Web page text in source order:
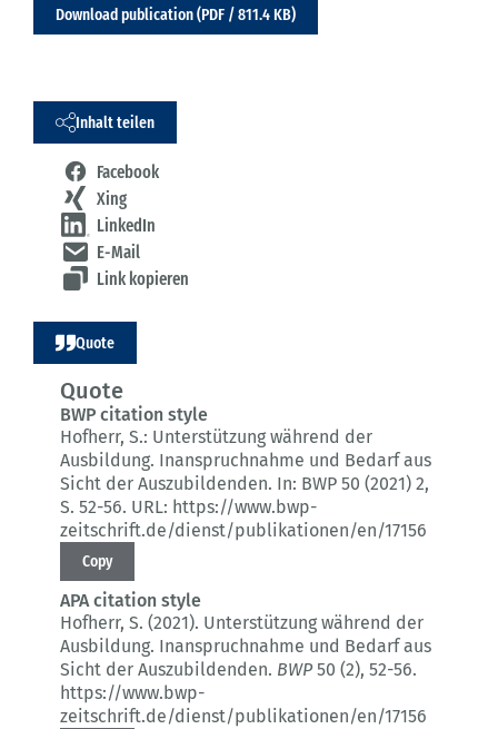
Download publication (PDF / 811.4 KB)
Inhalt teilen
Facebook
Xing
LinkedIn
E-Mail
Link kopieren
Quote
Quote
BWP citation style
Hofherr, S.: Unterstützung während der
Ausbildung. Inanspruchnahme und Bedarf aus
Sicht der Auszubildenden. In: BWP 50 (2021) 2,
S. 52-56. URL: https://www.bwp-
zeitschrift.de/dienst/publikationen/en/17156
Copy
APA citation style
Hofherr, S. (2021). Unterstützung während der
Ausbildung. Inanspruchnahme und Bedarf aus
Sicht der Auszubildenden. BWP50 (2), 52-56.
https://www.bwp-
zeitschrift.de/dienst/publikationen/en/17156